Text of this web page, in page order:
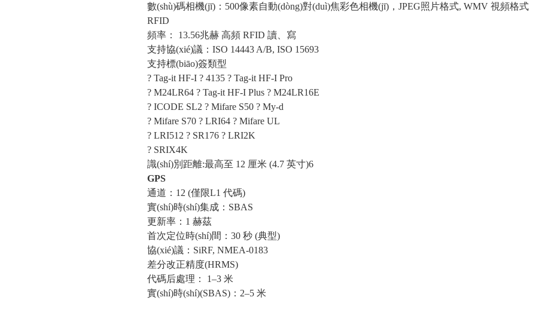
數(shù)碼相機(jī)：500像素自動(dòng)對(duì)焦彩色相機(jī)，JPEG照片格式, WMV 視頻格式
RFID
頻率： 13.56兆赫 高頻 RFID 讀、寫
支持協(xié)議：ISO 14443 A/B, ISO 15693
支持標(biāo)簽類型
? Tag-it HF-I ? 4135 ? Tag-it HF-I Pro
? M24LR64 ? Tag-it HF-I Plus ? M24LR16E
? ICODE SL2 ? Mifare S50 ? My-d
? Mifare S70 ? LRI64 ? Mifare UL
? LRI512 ? SR176 ? LRI2K
? SRIX4K
識(shí)別距離:最高至 12 厘米 (4.7 英寸)6
GPS
通道：12 (僅限L1 代碼)
實(shí)時(shí)集成：SBAS
更新率：1 赫茲
首次定位時(shí)間：30 秒 (典型)
協(xié)議：SiRF, NMEA-0183
差分改正精度(HRMS)
代碼后處理： 1–3 米
實(shí)時(shí)(SBAS)：2–5 米